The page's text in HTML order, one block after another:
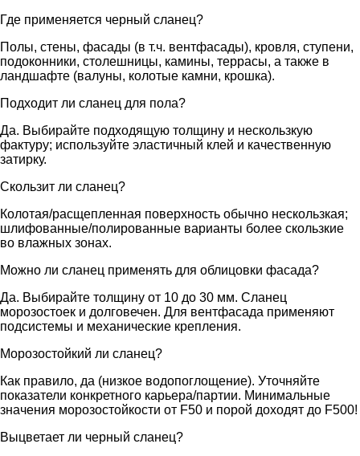
Где применяется черный сланец?
Полы, стены, фасады (в т.ч. вентфасады), кровля, ступени,
подоконники, столешницы, камины, террасы, а также в
ландшафте (валуны, колотые камни, крошка).
Подходит ли сланец для пола?
Да. Выбирайте подходящую толщину и нескользкую
фактуру; используйте эластичный клей и качественную
затирку.
Скользит ли сланец?
Колотая/расщепленная поверхность обычно нескользкая;
шлифованные/полированные варианты более скользкие
во влажных зонах.
Можно ли сланец применять для облицовки фасада?
Да. Выбирайте толщину от 10 до 30 мм. Сланец
морозостоек и долговечен. Для вентфасада применяют
подсистемы и механические крепления.
Морозостойкий ли сланец?
Как правило, да (низкое водопоглощение). Уточняйте
показатели конкретного карьера/партии. Минимальные
значения морозостойкости от F50 и порой доходят до F500!
Выцветает ли черный сланец?